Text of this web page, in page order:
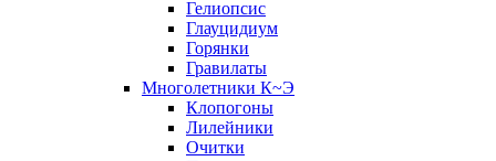
Гелиопсис
Глауцидиум
Горянки
Гравилаты
Многолетники К~Э
Клопогоны
Лилейники
Очитки